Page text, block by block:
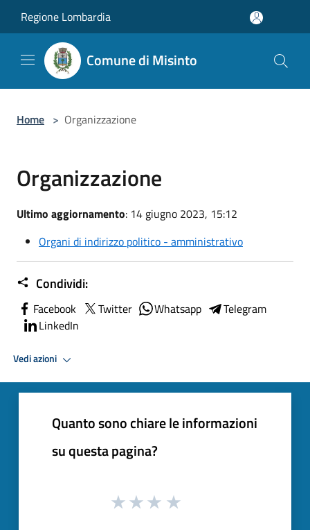
Regione Lombardia
Comune di Misinto
Home > Organizzazione
Organizzazione
Ultimo aggiornamento: 14 giugno 2023, 15:12
Organi di indirizzo politico - amministrativo
Condividi:
Facebook Twitter Whatsapp
Telegram
LinkedIn
Vedi azioni
Quanto sono chiare le informazioni
su questa pagina?